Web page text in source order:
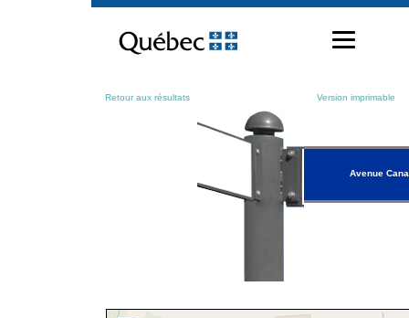
contenu
Retour aux résultats Version imprimable
Avenue